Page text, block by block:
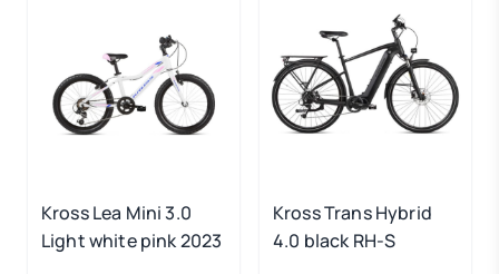
Kross Lea Mini 3.0
Light white pink 2023
Kross Trans Hybrid
4.0 black RH-S